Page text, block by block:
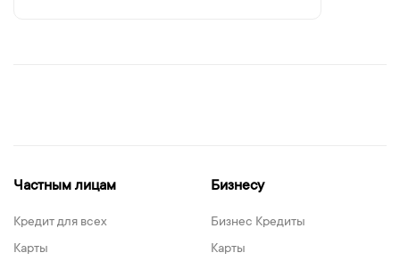
Частным лицам
Кредит для всех
Карты
Бизнесу
Бизнес Кредиты
Карты